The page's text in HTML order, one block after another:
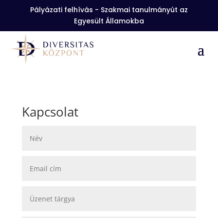
Pályázati felhívás - Szakmai tanulmányút az
Egyesült Államokba
Kapcsolat